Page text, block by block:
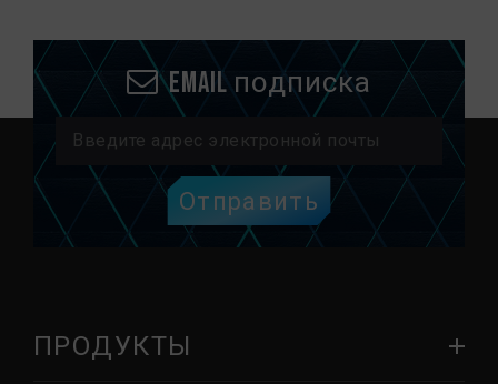
Email подписка
Отправить
ПРОДУКТЫ